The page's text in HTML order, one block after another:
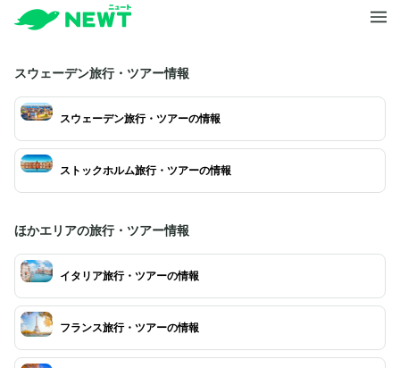
スウェーデン旅行・ツアー情報
スウェーデン旅行・ツアーの情報
ストックホルム旅行・ツアーの情報
ほかエリアの旅行・ツアー情報
イタリア旅行・ツアーの情報
フランス旅行・ツアーの情報